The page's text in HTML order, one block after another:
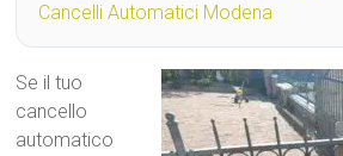
Cancelli Automatici Modena
Se il tuo
cancello
automatico